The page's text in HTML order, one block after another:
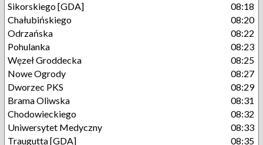
Sikorskiego [GDA]
08:18
Chałubińskiego
08:20
Odrzańska
08:22
Pohulanka
08:23
Węzeł Groddecka
08:25
Nowe Ogrody
08:27
Dworzec PKS
08:29
Brama Oliwska
08:31
Chodowieckiego
08:32
Uniwersytet Medyczny
08:33
Traugutta [GDA]
08:35